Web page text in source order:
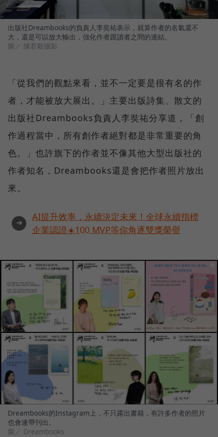
出版社Dreambooks的負責人李奘祐表示，就算作者的名氣還不
大，還是可以放大輸出，強化作者跟讀者之間的連結。
圖／ 陳君毅攝影
「從我們的觀點來看，並不一定要是很有名的作
者，才能被放大展出。」主要出版詩集、散文的
出版社Dreambooks負責人李奘祐分享道，「創
作過程當中，所有創作者絕對都是非常重要的角
色。」也許旗下的作者並不像其他大型出版社的
作者知名，Dreambooks還是會把作者照片放出
來。
➜
AI提升效率，永續決定未來！全球永續指標
企業認證☀️100 MVP等你角逐雙獎榮譽
Dreambooks的Instagram上，不只露出書籍，有許多作者的照片
也會連帶刊出。
圖／ Dreambooks